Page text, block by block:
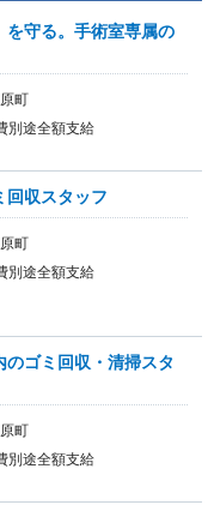
を守る。手術室専属の
町
別途全額支給
回収スタッフ
町
別途全額支給
のゴミ回収・清掃スタ
町
別途全額支給